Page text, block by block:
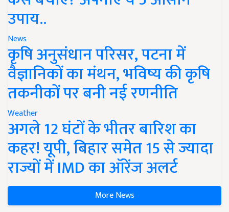
उपाय..
News
कृषि अनुसंधान परिसर, पटना में
वैज्ञानिकों का मंथन, भविष्य की कृषि
तकनीकों पर बनी नई रणनीति
Weather
अगले 12 घंटों के भीतर बारिश का
कहर! यूपी, बिहार समेत 15 से ज्यादा
राज्यों में IMD का ऑरेंज अलर्ट
More News